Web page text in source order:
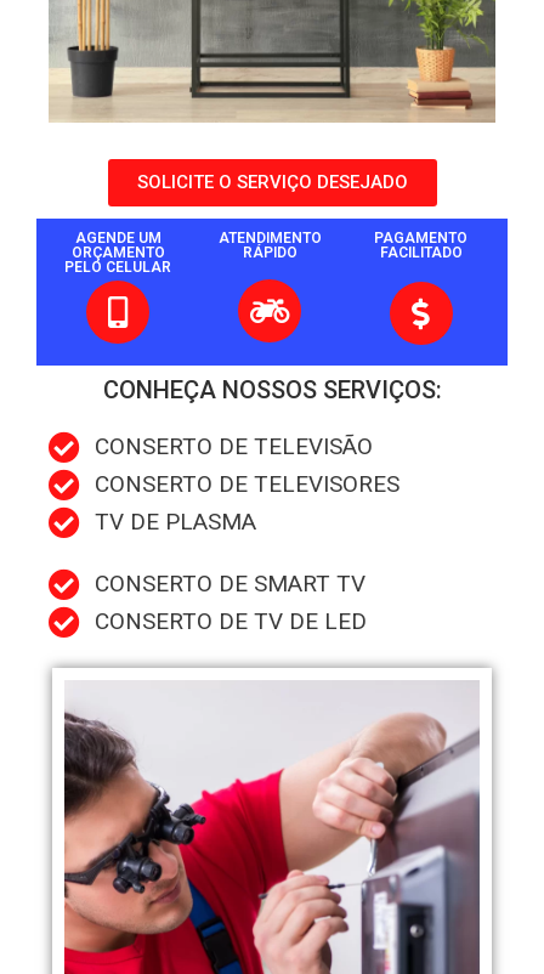
SOLICITE O SERVIÇO DESEJADO
AGENDE UM
ORÇAMENTO
PELO CELULAR
ATENDIMENTO
RÁPIDO
PAGAMENTO
FACILITADO
CONHEÇA NOSSOS SERVIÇOS:
CONSERTO DE TELEVISÃO
CONSERTO DE TELEVISORES
TV DE PLASMA
CONSERTO DE SMART TV
CONSERTO DE TV DE LED